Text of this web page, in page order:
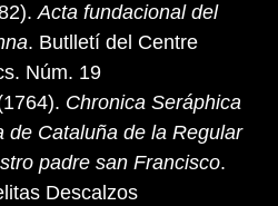
Acta fundacional del
. Butlletí del Centre
Núm. 19
Chronica Seráphica
de Cataluña de la Regular
padre san Francisco.
Descalzos